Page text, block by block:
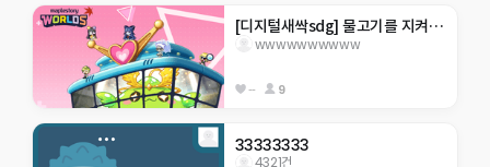
[디지털새싹sdg] 물고기를 지켜주새오 ㅎㅎ
wwwwwwwwww
-- 9
33333333
4321건